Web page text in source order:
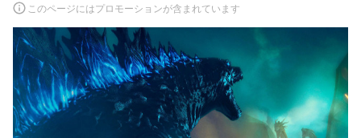
このページにはプロモーションが含まれています